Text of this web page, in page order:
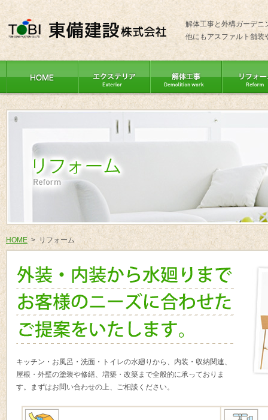
解体工事と外構ガーデニ
他にもアスファルト舗装
HOME > リフォーム
キッチン・お風呂・洗面・トイレの水廻りから、内装・収納関連、
屋根・外壁の塗装や修繕、増築・改築まで全般的に承っておりま
す。まずはお問い合わせの上、ご相談ください。